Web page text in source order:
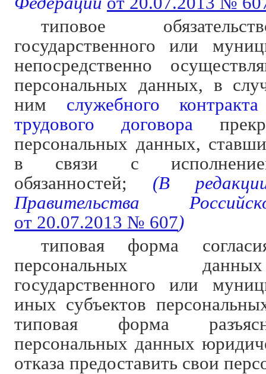
типовое
государственного или
непосредственно
персональных данных, в
ним служебного
трудового договора
персональных данных,
в связи с
обязанностей; (В
Правительства
от 20.07.2013 № 607)
типовая форма
персональных
государственного или
иных субъектов
типовая форма
персональных данных
отказа предоставить свои